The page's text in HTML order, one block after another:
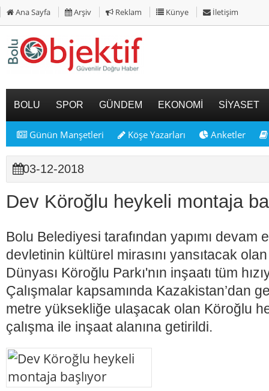
Ana Sayfa Arşiv Reklam Künye İletişim
BOLU SPOR GÜNDEM EKONOMİ SİYASET
Günün Manşetleri Köşe Yazarları Anketler
03-12-2018
Dev Köroğlu heykeli montaja
Bolu Belediyesi tarafından yapımı devam
devletinin kültürel mirasını yansıtacak
Dünyası Köroğlu Parkı'nın inşaatı tüm
Çalışmalar kapsamında Kazakistan’dan
metre yüksekliğe ulaşacak olan Köroğlu
çalışma ile inşaat alanına getirildi.